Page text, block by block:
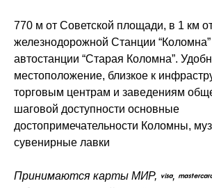
770 м от Советской площади, в 1 км
железнодорожной Станции
автостанции “Старая Коломна”.
местоположение, близкое к
торговым центрам и заведениям
шаговой доступности основные
достопримечательности Коломны,
сувенирные лавки
Принимаются карты МИР, Visa,